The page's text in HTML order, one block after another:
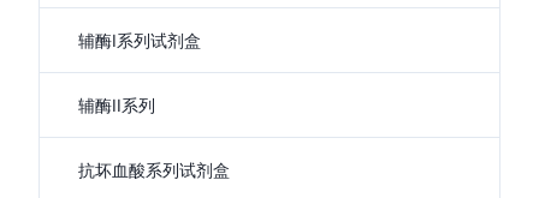
辅酶I系列试剂盒
辅酶II系列
抗坏血酸系列试剂盒